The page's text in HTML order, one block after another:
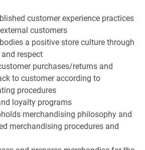
customer experience practices
customers
a positive store culture through
respect
purchases/returns and
to customer according to
procedures
loyalty programs
merchandising philosophy and
merchandising procedures and